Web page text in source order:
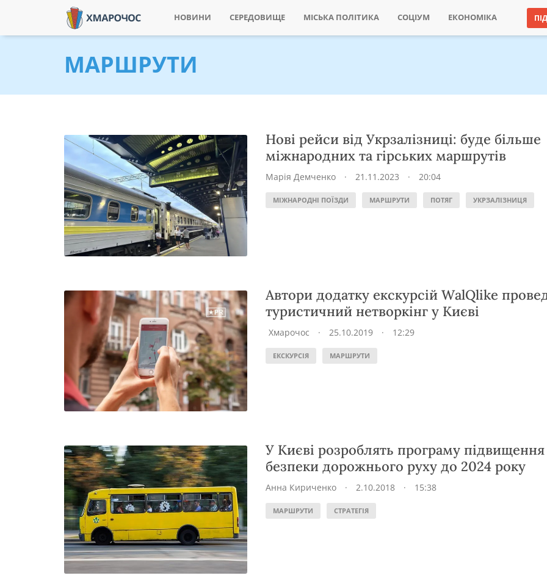
НОВИНИ СЕРЕДОВИЩЕ МІСЬКА ПОЛІТИКА СОЦІУМ ЕКОНОМІКА
МАРШРУТИ
Нові рейси від Укрзалізниці: буде більше
міжнародних та гірських маршрутів
Марія Демченко · 21.11.2023 · 20:04
МІЖНАРОДНІ ПОЇЗДИ МАРШРУТИ ПОТЯГ УКРЗАЛІЗНИЦЯ
Автори додатку екскурсій WalQlike
туристичний нетворкінг у Києві
Хмарочос · 25.10.2019 · 12:29
ЕКСКУРСІЯ МАРШРУТИ
У Києві розроблять програму підвищення
безпеки дорожнього руху до 2024 року
Анна Кириченко · 2.10.2018 · 15:38
МАРШРУТИ СТРАТЕГІЯ